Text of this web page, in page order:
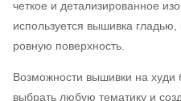
четкое и детализированное
используется вышивка гладью,
ровную поверхность.
Возможности вышивки на
выбрать любую тематику и